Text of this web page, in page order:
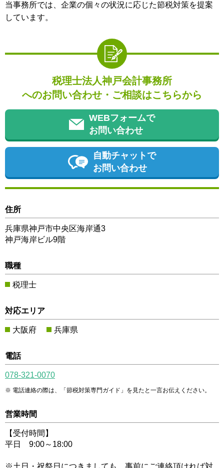
当事務所では、企業の個々の状況に応じた節税対策を提案
しています。
税理士法人神戸会計事務所
へのお問い合わせ・ご相談はこちらから
WEBフォームで
お問い合わせ
自動チャットで
お問い合わせ
住所
兵庫県神戸市中央区海岸通3
神戸海岸ビル9階
職種
税理士
対応エリア
大阪府 兵庫県
電話
078-321-0070
電話連絡の際は、「節税対策専門ガイド」を見たと一言お伝えください。
営業時間
【受付時間】
平日 9:00～18:00